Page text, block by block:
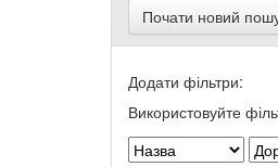
Почати новий
Додати фільтри:
Використовуйте